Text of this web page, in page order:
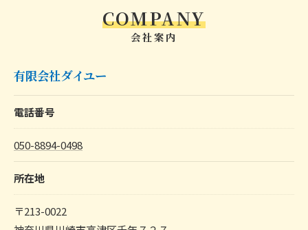
COMPANY
会社案内
有限会社ダイユー
電話番号
050-8894-0498
所在地
〒213-0022